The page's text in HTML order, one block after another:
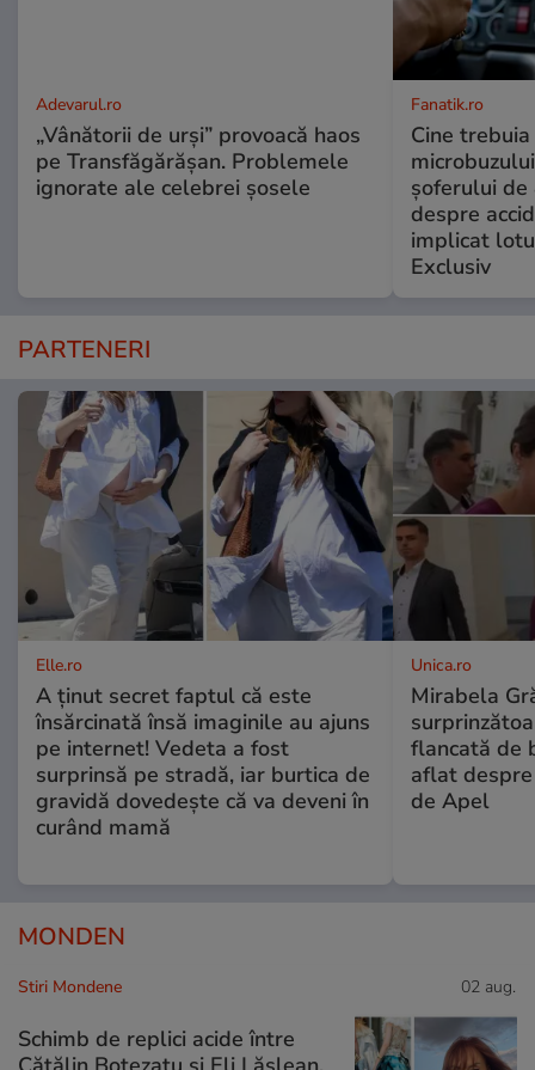
Adevarul.ro
„Vânătorii de urși” provoacă haos
pe Transfăgărășan. Problemele
ignorate ale celebrei șosele
Fanatik.ro
Cine
șoferului de
despre
implicat
Exclusiv
PARTENERI
Elle.ro
A ținut secret faptul că este
însărcinată însă imaginile au ajuns
pe internet! Vedeta a fost
surprinsă pe stradă, iar burtica de
gravidă dovedește că va deveni în
curând mamă
Unica.ro
Mirabela
flancată de
aflat
de Apel
MONDEN
Stiri Mondene 02 aug.
Schimb de replici acide între